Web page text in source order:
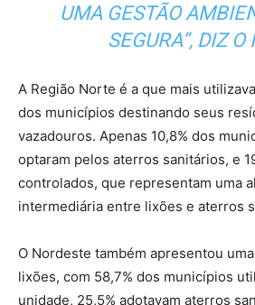
UMA GESTÃO
SEGURA”, DIZ O
A Região Norte é a que mais
dos municípios destinando seus
vazadouros. Apenas 10,8% dos
optaram pelos aterros sanitários, e
controlados, que representam uma
intermediária entre lixões e aterros
O Nordeste também apresentou
lixões, com 58,7% dos municípios
unidade, 25,5% adotavam aterros